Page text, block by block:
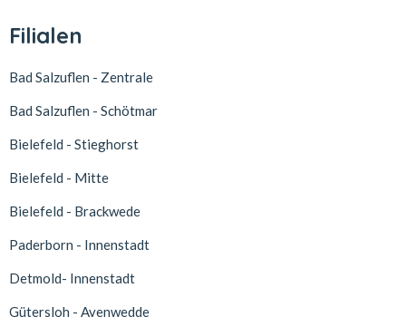
Filialen
Bad Salzuflen - Zentrale
Bad Salzuflen - Schötmar
Bielefeld - Stieghorst
Bielefeld - Mitte
Bielefeld - Brackwede
Paderborn - Innenstadt
Detmold- Innenstadt
Gütersloh - Avenwedde